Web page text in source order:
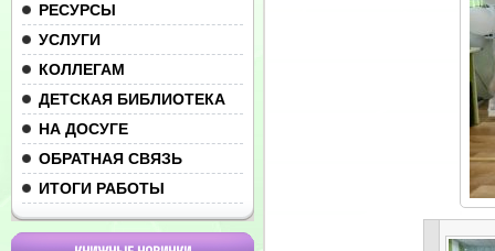
РЕСУРСЫ
УСЛУГИ
КОЛЛЕГАМ
ДЕТСКАЯ БИБЛИОТЕКА
НА ДОСУГЕ
ОБРАТНАЯ СВЯЗЬ
ИТОГИ РАБОТЫ